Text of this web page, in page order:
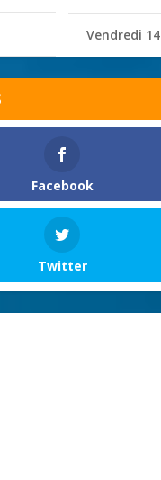
Vendredi 14
Facebook
Twitter